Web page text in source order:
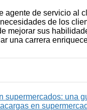
agente de servicio al
de los
mejorar sus
una carrera
supermercados: una
en